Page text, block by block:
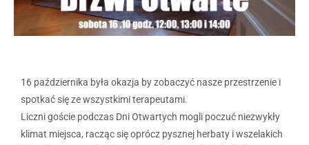
16 października była okazja by zobaczyć nasze przestrzenie i
spotkać się ze wszystkimi terapeutami.
Liczni goście podczas Dni Otwartych mogli poczuć niezwykły
klimat miejsca, racząc się oprócz pysznej herbaty i wszelakich